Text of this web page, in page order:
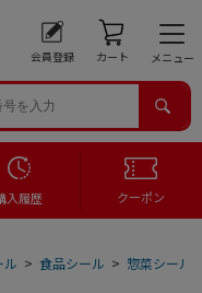
会員登録 カート メニュー
入履歴 クーポン
ル > 食品シール > 惣菜シール